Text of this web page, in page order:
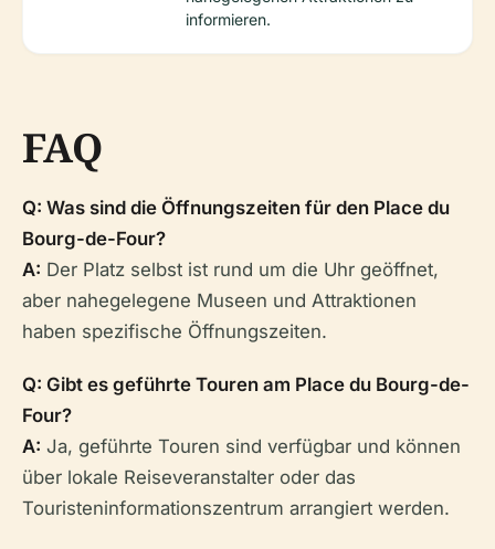
informieren.
FAQ
Q: Was sind die Öffnungszeiten für den Place du
Bourg-de-Four?
A: Der Platz selbst ist rund um die Uhr geöffnet,
aber nahegelegene Museen und Attraktionen
haben spezifische Öffnungszeiten.
Q: Gibt es geführte Touren am Place du Bourg-de-
Four?
A: Ja, geführte Touren sind verfügbar und können
über lokale Reiseveranstalter oder das
Touristeninformationszentrum arrangiert werden.